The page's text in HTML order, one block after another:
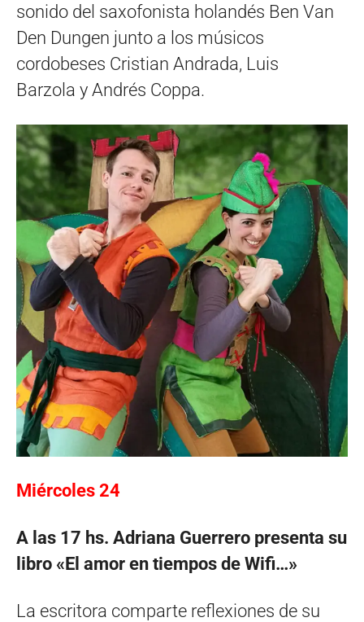
sonido del saxofonista holandés Ben Van
Den Dungen junto a los músicos
cordobeses Cristian Andrada, Luis
Barzola y Andrés Coppa.
Miércoles 24
A las 17 hs. Adriana Guerrero presenta su
libro «El amor en tiempos de Wifi…»
La escritora comparte reflexiones de su